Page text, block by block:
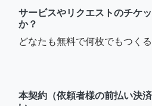
サービスやリクエストのチケ
か？
どなたも無料で何枚でもつく
本契約（依頼者様の前払い決